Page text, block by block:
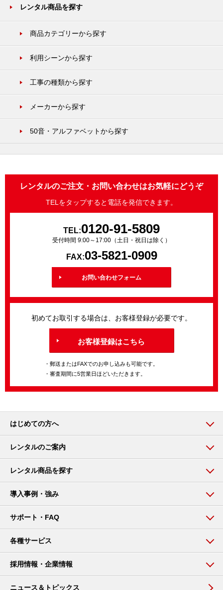
レンタル商品を探す
商品カテゴリーから探す
利用シーンから探す
工事の種類から探す
メーカーから探す
50音・アルファベットから探す
レンタルのご注文・お問い合わせはお気軽にどうぞ
TELをタップすると電話を発信できます。
TEL:0120-91-5809
受付時間 9:00～17:00（土日・祝日は除く）
FAX:03-5821-0909
お問い合わせフォーム
初めてお取引する場合は、お客様登録が必要です。
お客様登録はこちら
・郵送またはFAXでのお申し込みも可能です。
・審査期間に5営業日ほどいただきます。
はじめての方へ
レンタルのご案内
レンタル商品を探す
導入事例・強み
サポート・FAQ
各種サービス
採用情報・企業情報
ニュース＆トピックス